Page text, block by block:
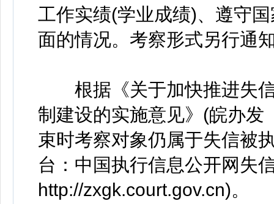
工作实绩(学业成绩)、遵守
面的情况。考察形式另行通
根据《关于加快推进失信
制建设的实施意见》(皖办发
束时考察对象仍属于失信被
台：中国执行信息公开网失
http://zxgk.court.gov.cn)。